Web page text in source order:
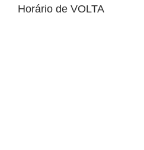
Horário de VOLTA